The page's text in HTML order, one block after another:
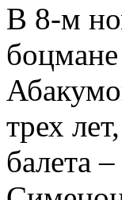
В 8-м
трех
балета